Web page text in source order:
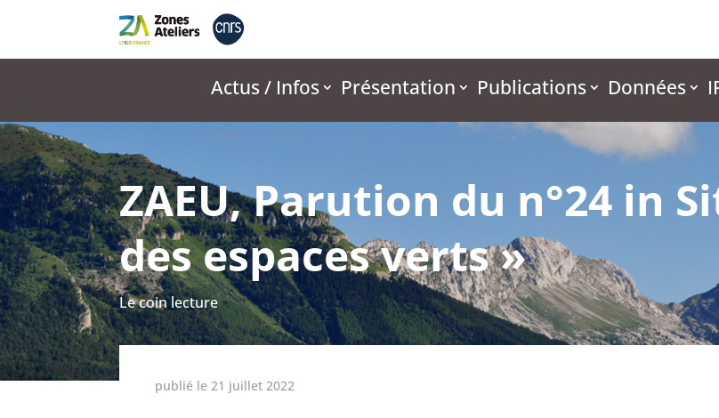
Actus / Infos Présentation Publications Données
ZAEU, Parution du n°24 in
des espaces verts »
Le coin lecture
publié le 21 juillet 2022